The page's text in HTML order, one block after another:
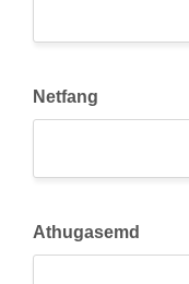
Netfang
Athugasemd